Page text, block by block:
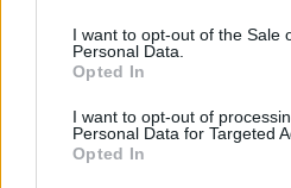
I want to opt-out of the Sale
Personal Data.
Opted In
I want to opt-out of
Personal Data for Targeted
Opted In